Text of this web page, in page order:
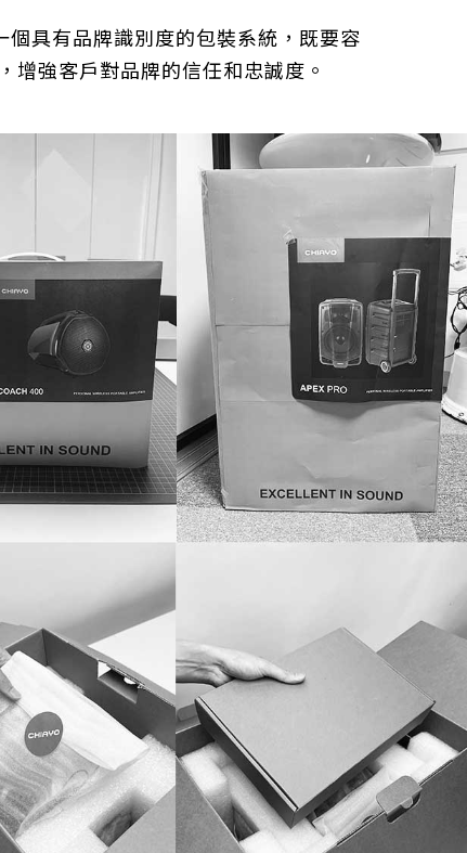
具有品牌識別度的包裝系統，既要容
增強客戶對品牌的信任和忠誠度。